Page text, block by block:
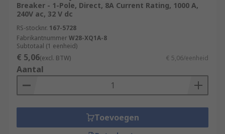
Breaker - 1-Pole, Direct, 8A Current Rating, 1000 A,
240V ac, 32 V dc
RS-stocknr. 167-5728
FabrikantnummerW28-XQ1A-8
Subtotaal (1 eenheid)
€ 5,06(excl. BTW) € 5,06/eenheid
Aantal
Toevoegen